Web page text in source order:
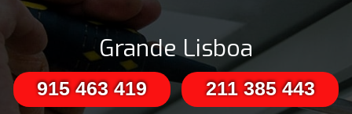
Grande Lisboa
915 463 419 211 385 443